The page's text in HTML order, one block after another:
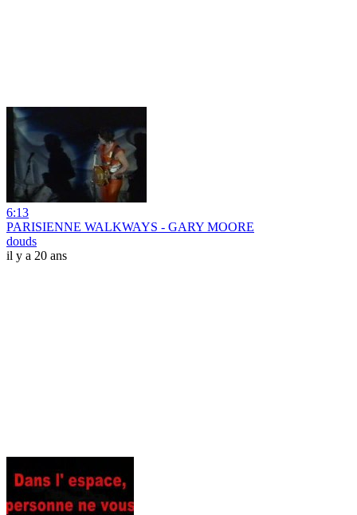
6:13
PARISIENNE WALKWAYS - GARY MOORE
douds
il y a 20 ans